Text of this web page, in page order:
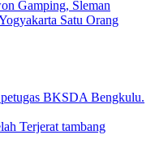
Satu Orang
Terjerat tambang